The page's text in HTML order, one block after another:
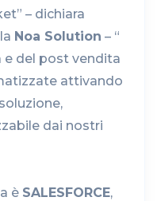
– dichiara
Noa Solution – “
e del post vendita
attivando
dai nostri
è SALESFORCE,